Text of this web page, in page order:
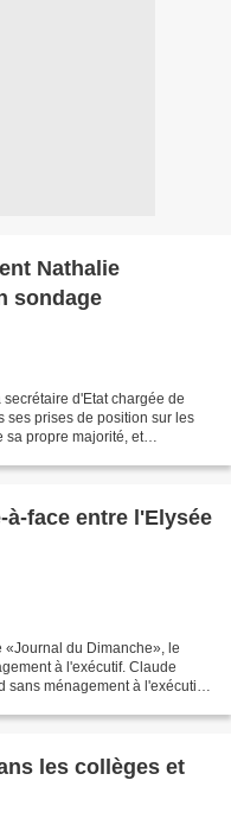
Nathalie
sondage
d'Etat chargée de
ses prises de position sur les
sa propre majorité, et
face entre l'Elysée
«Journal du Dimanche», le
à l'exécutif. Claude
sans ménagement à l'exécutif
les collèges et